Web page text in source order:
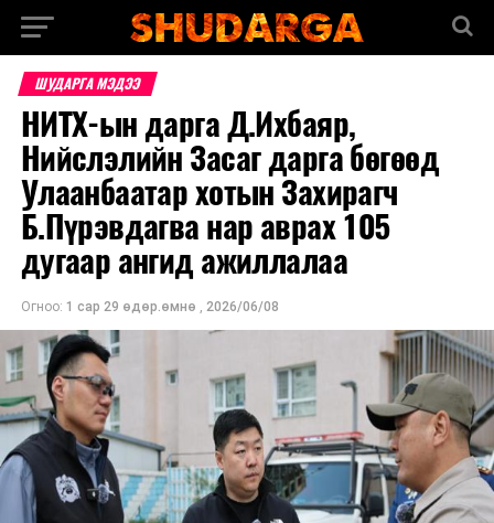
ШУДАРГА МЭДЭЭ
НИТХ-ын дарга Д.Ихбаяр,
Нийслэлийн Засаг дарга бөгөөд
Улаанбаатар хотын Захирагч
Б.Пүрэвдагва нар аврах 105
дугаар ангид ажиллалаа
Огноо: 1 сар 29 өдөр.өмнө , 2026/06/08